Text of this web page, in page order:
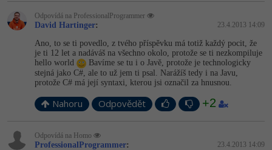
Odpovídá na ProfessionalProgrammer
David Hartinger: 23.4.2013 14:09
Ano, to se ti povedlo, z tvého příspěvku má totiž každý pocit, že
je ti 12 let a nadáváš na všechno okolo, protože se ti nezkompiluje
hello world
Bavíme se tu i o Javě, protože je technologicky
stejná jako C#, ale to už jem ti psal. Narážíš tedy i na Javu,
protože C# má její syntaxi, kterou jsi označil za hnusnou.
Nahoru Odpovědět +2
Odpovídá na Homo
ProfessionalProgrammer: 23.4.2013 14:09